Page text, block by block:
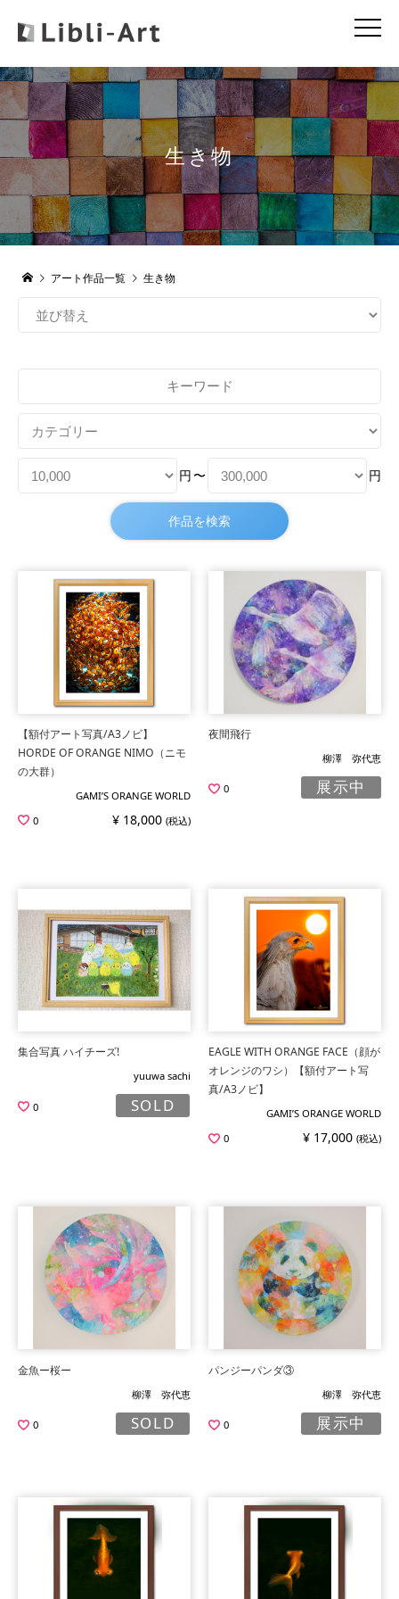
生き物
アート作品一覧 生き物
円 〜 円
【額付アート写真/A3ノビ】
HORDE OF ORANGE NIMO（ニモ
の大群）
GAMI’S ORANGE WORLD
0
¥ 18,000 (税込)
夜間飛行
柳澤 弥代恵
0 展示中
集合写真 ハイチーズ!
yuuwa sachi
0 SOLD
EAGLE WITH ORANGE FACE（顔が
オレンジのワシ）【額付アート写
真/A3ノビ】
GAMI’S ORANGE WORLD
0
¥ 17,000 (税込)
金魚ー桜ー
柳澤 弥代恵
0 SOLD
パンジーパンダ③
柳澤 弥代恵
0 展示中